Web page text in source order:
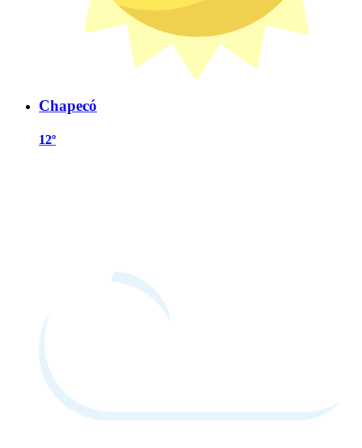
Chapecó
12º